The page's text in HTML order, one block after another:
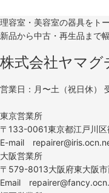
理容室・美容室の器具をト
新品から中古・再生品まで
株式会社ヤマ
営業日：月〜土（祝日休）
東京営業所
〒133-0061東京都江戸
E-mail
大阪営業所
〒579-8013大阪府東大
Email